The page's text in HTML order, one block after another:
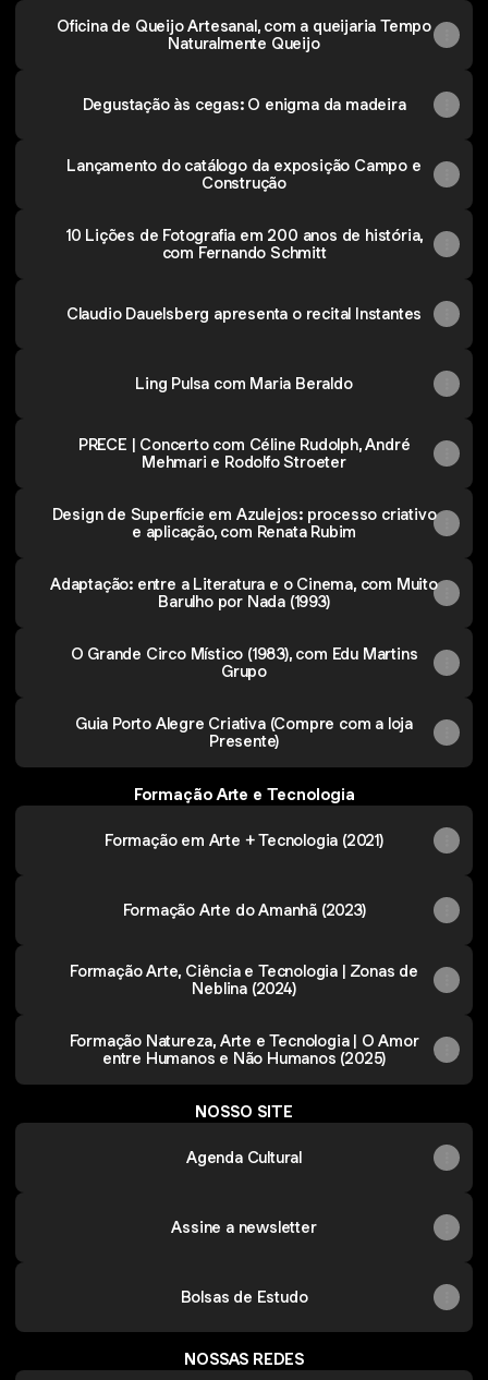
Oficina de Queijo Artesanal, com a queijaria Tempo
Naturalmente Queijo
Degustação às cegas: O enigma da madeira
Lançamento do catálogo da exposição Campo e
Construção
10 Lições de Fotografia em 200 anos de história,
com Fernando Schmitt
Claudio Dauelsberg apresenta o recital Instantes
Ling Pulsa com Maria Beraldo
PRECE | Concerto com Céline Rudolph, André
Mehmari e Rodolfo Stroeter
Design de Superfície em Azulejos: processo criativo
e aplicação, com Renata Rubim
Adaptação: entre a Literatura e o Cinema, com Muito
Barulho por Nada (1993)
O Grande Circo Místico (1983), com Edu Martins
Grupo
Guia Porto Alegre Criativa (Compre com a loja
Presente)
Formação Arte e Tecnologia
Formação em Arte + Tecnologia (2021)
Formação Arte do Amanhã (2023)
Formação Arte, Ciência e Tecnologia | Zonas de
Neblina (2024)
Formação Natureza, Arte e Tecnologia | O Amor
entre Humanos e Não Humanos (2025)
NOSSO SITE
Agenda Cultural
Assine a newsletter
Bolsas de Estudo
NOSSAS REDES